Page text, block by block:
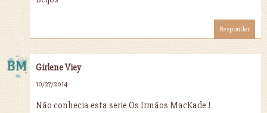
Responder
Girlene Viey
10/27/2014
Não conhecia esta serie Os Irmãos MacKade !